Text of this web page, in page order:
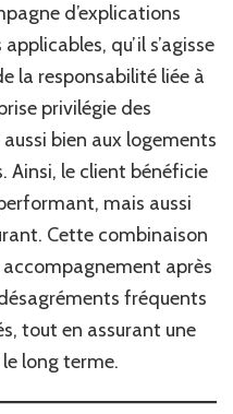
d’explications
qu’il s’agisse
la responsabilité liée à
privilégie des
bien aux logements
Ainsi, le client bénéficie
mais aussi
Cette combinaison
après
fréquents
tout en assurant une
long terme.